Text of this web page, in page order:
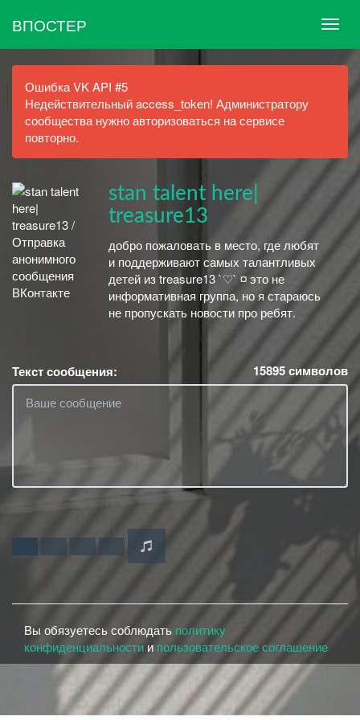
ВПОСТЕР
Ошибка VK API #5
Недействительный access_token! Администратору
сообщества нужно авторизоваться на сервисе
повторно.
stan talent here|
treasure13
добро пожаловать в место, где любят
и поддерживают самых талантливых
детей из treasure13 `♡` ¤ это не
информативная группа, но я стараюсь
не пропускать новости про ребят.
Текст сообщения: 15895символов
Вы обязуетесь соблюдать политику
конфиденциальности и пользовательское соглашение